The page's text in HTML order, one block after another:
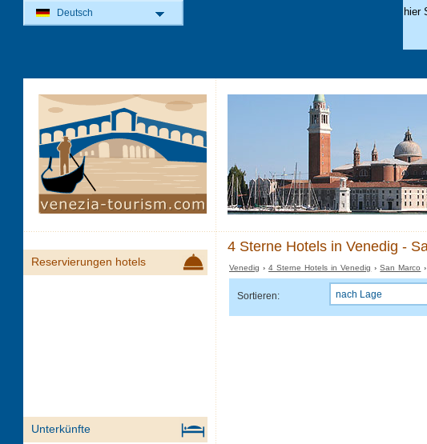
4 Sterne Hotels in Venedig -
Venedig ›4 Sterne Hotels in Venedig ›San Marco
Sortieren: nach Lage
Reservierungen hotels
Unterkünfte
Deutsch